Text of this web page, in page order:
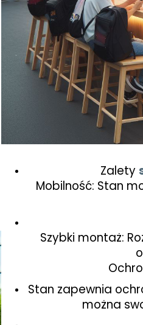
Zalety
Mobilność: Stan
Szybki montaż:
Stan zapewnia
można